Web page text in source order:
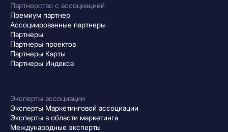
Партнерство с ассоциацией
Премиум партнер
Ассоциированные партнеры
Партнеры
Партнеры проектов
Партнеры Карты
Партнеры Индекса
Эксперты ассоциации
Эксперты Маркетинговой ассоциации
Эксперты в области маркетинга
Международные эксперты